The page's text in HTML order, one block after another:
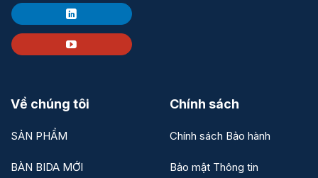
Về chúng tôi
SẢN PHẨM
BÀN BIDA MỚI
Chính sách
Chính sách Bảo hành
Bảo mật Thông tin